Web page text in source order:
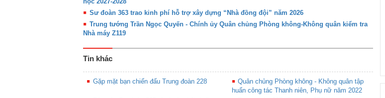
Sư đoàn 363 trao kinh phí hỗ trợ xây dựng “Nhà đồng đội” năm 2026
Trung tướng Trần Ngọc Quyến - Chính ủy Quân chủng Phòng không-Không quân kiểm tra
Nhà máy Z119
Tin khác
Gặp mặt bạn chiến đấu Trung đoàn 228
Quân chủng Phòng không - Không quân tập
huấn công tác Thanh niên, Phụ nữ năm 2022